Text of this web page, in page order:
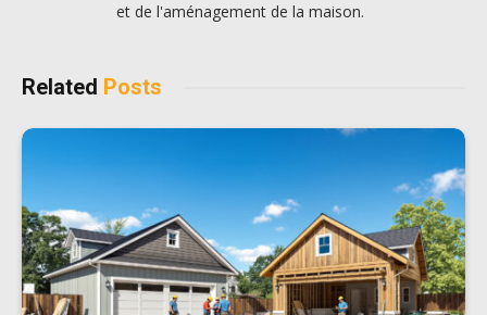
et de l'aménagement de la maison.
Related Posts